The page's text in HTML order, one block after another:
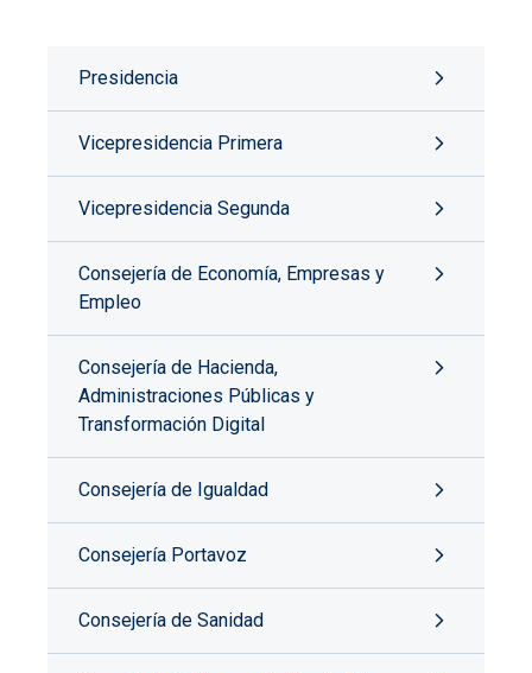
Presidencia
Vicepresidencia Primera
Vicepresidencia Segunda
Consejería de Economía, Empresas y
Empleo
Consejería de Hacienda,
Administraciones Públicas y
Transformación Digital
Consejería de Igualdad
Consejería Portavoz
Consejería de Sanidad